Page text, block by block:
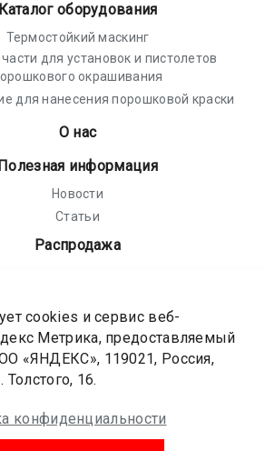
Каталог оборудования
Термостойкий маскинг
для установок и пистолетов
окрашивания
для нанесения порошковой краски
О нас
информация
Новости
Статьи
Распродажа
на обработку персональных
данных
Карта сайта
cookies и сервис веб-
Метрика, предоставляемый
«ЯНДЕКС», 119021, Россия,
16.
конфиденциальности